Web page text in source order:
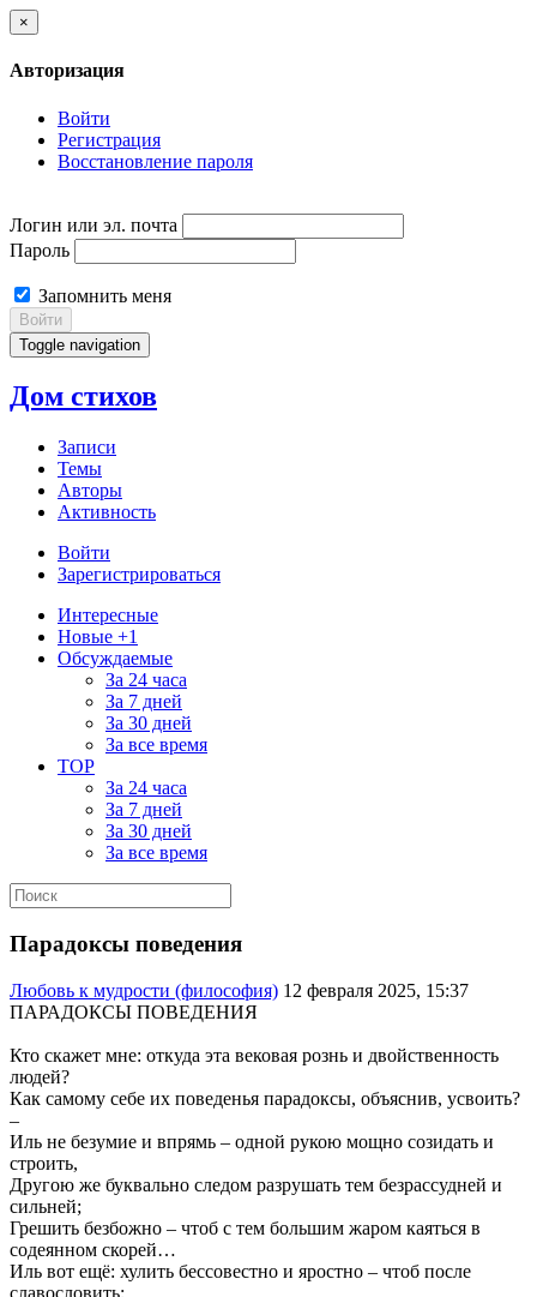
×
Авторизация
Войти
Регистрация
Восстановление пароля
Логин или эл. почта
Пароль
Запомнить меня
Войти
Toggle navigation
Дом стихов
Записи
Темы
Авторы
Активность
Войти
Зарегистрироваться
Интересные
Новые +1
Обсуждаемые
За 24 часа
За 7 дней
За 30 дней
За все время
TOP
За 24 часа
За 7 дней
За 30 дней
За все время
Парадоксы поведения
Любовь к мудрости (философия) 12 февраля 2025, 15:37
ПАРАДОКСЫ ПОВЕДЕНИЯ
Кто скажет мне: откуда эта вековая рознь и двойственность
людей?
Как самому себе их поведенья парадоксы, объяснив, усвоить?
–
Иль не безумие и впрямь – одной рукою мощно созидать и
строить,
Другою же буквально следом разрушать тем безрассудней и
сильней;
Грешить безбожно – чтоб с тем большим жаром каяться в
содеянном скорей…
Иль вот ещё: хулить бессовестно и яростно – чтоб после
славословить;